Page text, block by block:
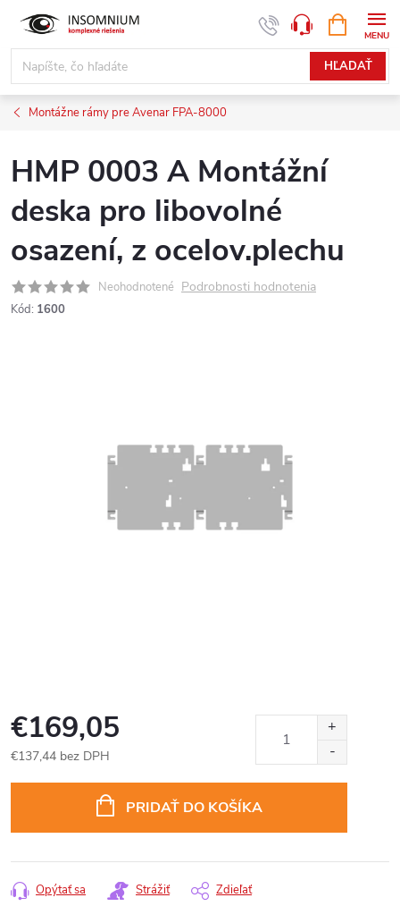
obsah
HĽADAŤ
KOŠÍK
Montážne rámy pre Avenar FPA-8000
HMP 0003 A Montážní
deska pro libovolné
osazení, z ocelov.plechu
Neohodnotené Podrobnosti hodnotenia
Kód: 1600
€169,05
€137,44 bez DPH
PRIDAŤ DO KOŠÍKA
Opýtať sa Strážiť Zdieľať
www.insomnium.sk - Chat